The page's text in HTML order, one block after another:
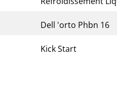
Dell 'orto Phbn 16
Kick Start